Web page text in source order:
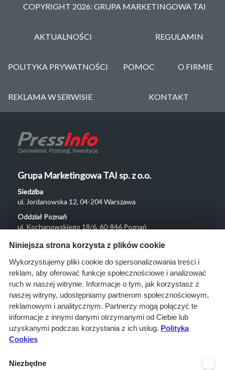
COPYRIGHT 2026: GRUPA MARKETINGOWA TAI
AKTUALNOŚCI REGULAMIN
POLITYKA PRYWATNOŚCI POMOC O FIRMIE
REKLAMA W SERWISIE KONTAKT
Grupa Marketingowa TAI sp. z o.o.
Siedziba
ul. Jordanowska 12, 04-204 Warszawa
Oddział Poznań
ul. Kochanowskiego 18/6, 60-846 Poznań
Menu
O nas
Rozwiązania
Monitoring
przetargów
Raporty
przetargowe
Niniejsza strona korzysta z plików cookie
Wykorzystujemy pliki cookie do spersonalizowania treści i
reklam, aby oferować funkcje społecznościowe i analizować
ruch w naszej witrynie. Informacje o tym, jak korzystasz z
naszej witryny, udostępniamy partnerom społecznościowym,
reklamowym i analitycznym. Partnerzy mogą połączyć te
informacje z innymi danymi otrzymanymi od Ciebie lub
uzyskanymi podczas korzystania z ich usług. Polityka
Cookies
Niezbędne